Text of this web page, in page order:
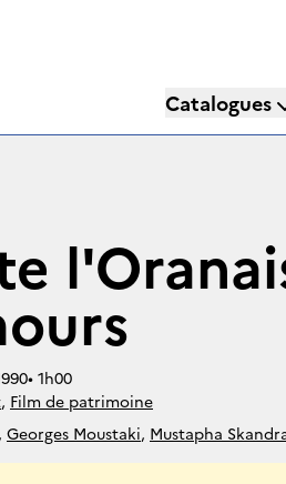
Catalogues
• 1h00
, Film de patrimoine
, Georges Moustaki, Mustapha